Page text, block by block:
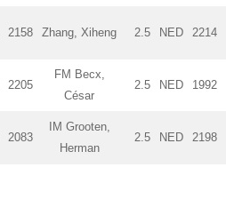
2158 Zhang, Xiheng 2.5 NED 2214
2205
FM Becx,
César
2.5 NED 1992
2083
IM Grooten,
Herman
2.5 NED 2198